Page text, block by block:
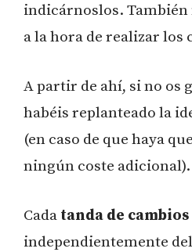
indicárnoslos.
a la hora de realizar los
A partir de ahí, si no os
habéis replanteado la
(en caso de que haya
ningún coste adicional).
Cada tanda de
independientemente